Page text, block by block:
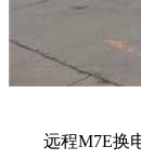
远程M7E换电